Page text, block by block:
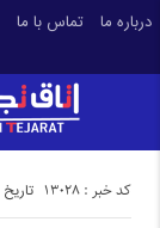
درباره ما تماس با ما
تاریخ کد خبر : 13028